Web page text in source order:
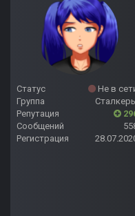
Статус
Не в
Группа
Репутация
Сообщений
Регистрация